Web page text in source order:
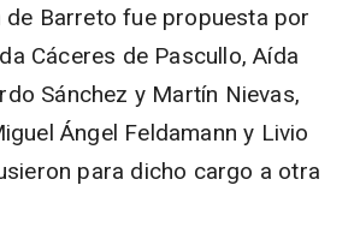
de Barreto fue propuesta por
Cáceres de Pascullo, Aída
Sánchez y Martín Nievas,
Ángel Feldamann y Livio
para dicho cargo a otra